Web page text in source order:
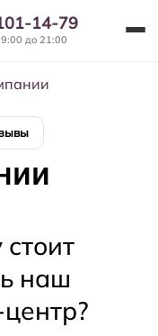
14-79
до 21:00
наш